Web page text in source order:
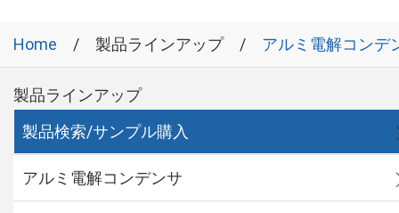
Home 製品ラインアップ アルミ電解コンデ
製品ラインアップ
製品検索/サンプル購入
アルミ電解コンデンサ